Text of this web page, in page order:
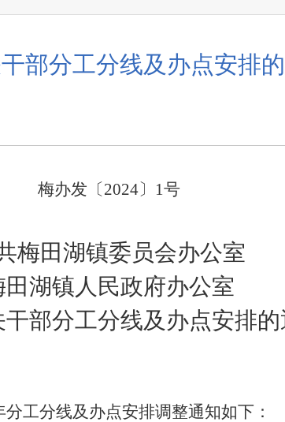
部分工分线及办点安排
梅办发〔2024〕 1号
梅田湖镇委员会办公室
田湖镇人 民政府办公室
干部分工分线及办点安排的
分工分线及办点安排调整通知如下 ：